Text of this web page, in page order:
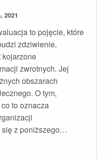
2021
to pojęcie, które
zdziwienie,
kojarzone
zwrotnych. Jej
obszarach
O tym,
to oznacza
się z poniższego…